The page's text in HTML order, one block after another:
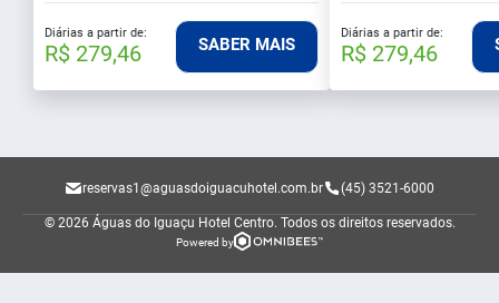
Diárias a partir de:
R$ 279,46 SABER MAIS
Diárias a partir de:
R$ 279,46
reservas1@aguasdoiguacuhotel.com.br (45) 3521-6000
© 2026 Águas do Iguaçu Hotel Centro. Todos os direitos reservados.
Powered by